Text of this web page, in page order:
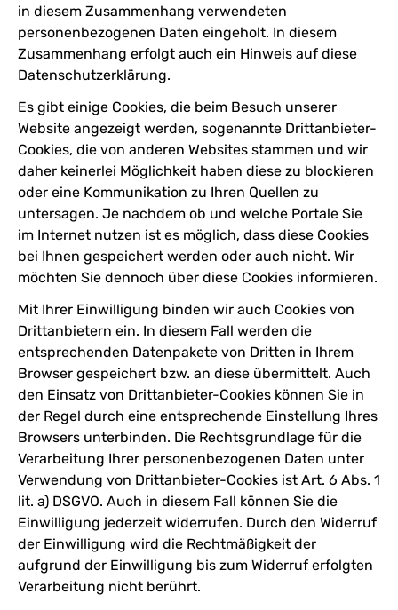
in diesem Zusammenhang verwendeten
personenbezogenen Daten eingeholt. In diesem
Zusammenhang erfolgt auch ein Hinweis auf diese
Datenschutzerklärung.
Es gibt einige Cookies, die beim Besuch unserer
Website angezeigt werden, sogenannte Drittanbieter-
Cookies, die von anderen Websites stammen und wir
daher keinerlei Möglichkeit haben diese zu blockieren
oder eine Kommunikation zu Ihren Quellen zu
untersagen. Je nachdem ob und welche Portale Sie
im Internet nutzen ist es möglich, dass diese Cookies
bei Ihnen gespeichert werden oder auch nicht. Wir
möchten Sie dennoch über diese Cookies informieren.
Mit Ihrer Einwilligung binden wir auch Cookies von
Drittanbietern ein. In diesem Fall werden die
entsprechenden Datenpakete von Dritten in Ihrem
Browser gespeichert bzw. an diese übermittelt. Auch
den Einsatz von Drittanbieter-Cookies können Sie in
der Regel durch eine entsprechende Einstellung Ihres
Browsers unterbinden. Die Rechtsgrundlage für die
Verarbeitung Ihrer personenbezogenen Daten unter
Verwendung von Drittanbieter-Cookies ist Art. 6 Abs. 1
lit. a) DSGVO. Auch in diesem Fall können Sie die
Einwilligung jederzeit widerrufen. Durch den Widerruf
der Einwilligung wird die Rechtmäßigkeit der
aufgrund der Einwilligung bis zum Widerruf erfolgten
Verarbeitung nicht berührt.